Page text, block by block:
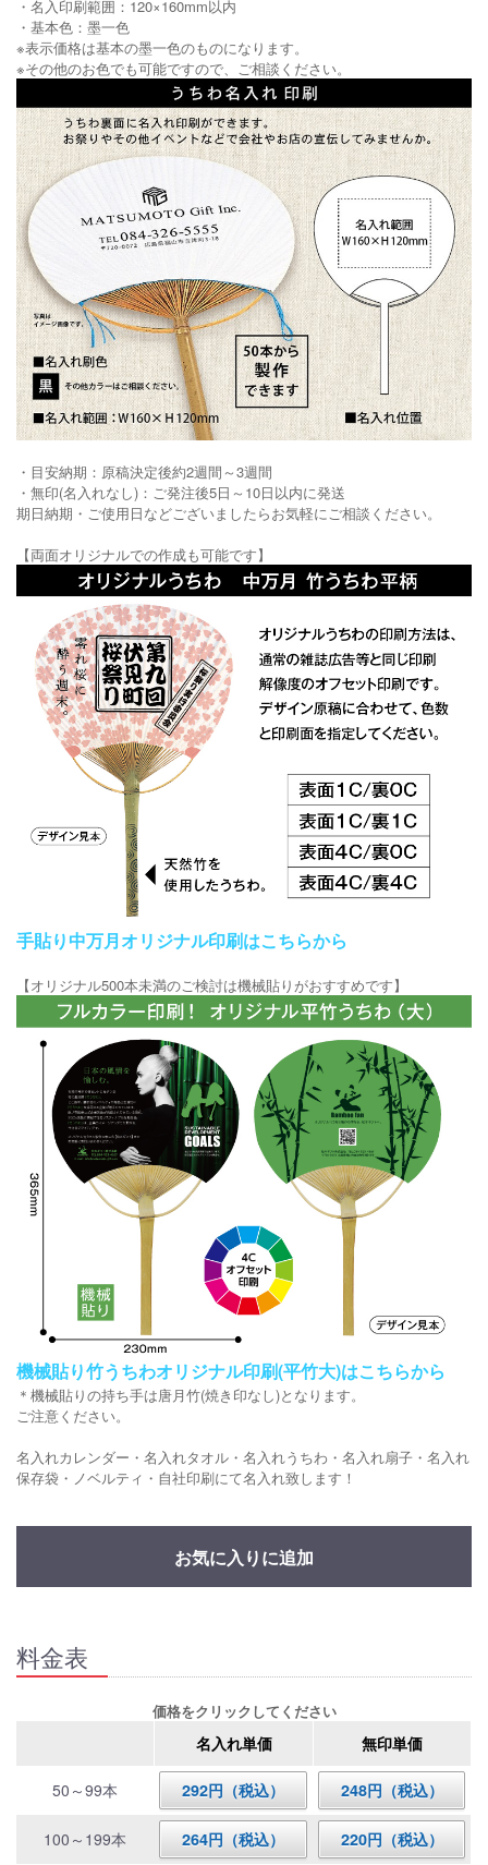
・名入印刷範囲：120×160mm以内
・基本色：墨一色
※表示価格は基本の墨一色のものになります。
※その他のお色でも可能ですので、ご相談ください。
・目安納期：原稿決定後約2週間～3週間
・無印(名入れなし)：ご発注後5日～10日以内に発送
期日納期・ご使用日などございましたらお気軽にご相談ください。
【両面オリジナルでの作成も可能です】
手貼り中万月オリジナル印刷はこちらから
【オリジナル500本未満のご検討は機械貼りがおすすめです】
機械貼り竹うちわオリジナル印刷(平竹大)はこちらから
＊機械貼りの持ち手は唐月竹(焼き印なし)となります。
ご注意ください。
名入れカレンダー・名入れタオル・名入れうちわ・名入れ扇子・名入れ
保存袋・ノベルティ・自社印刷にて名入れ致します！
お気に入りに追加
料金表
価格をクリックしてください
名入れ単価 無印単価
50～99本 292円（税込） 248円（税込）
100～199本 264円（税込） 220円（税込）